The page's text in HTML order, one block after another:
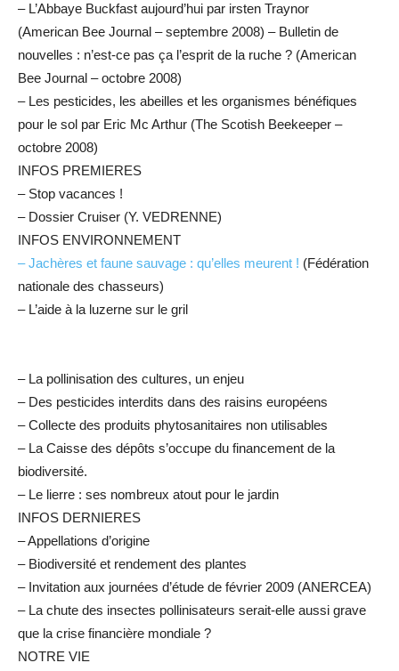
– L’Abbaye Buckfast aujourd’hui par irsten Traynor
(American Bee Journal – septembre 2008) – Bulletin de
nouvelles : n’est-ce pas ça l’esprit de la ruche ? (American
Bee Journal – octobre 2008)
– Les pesticides, les abeilles et les organismes bénéfiques
pour le sol par Eric Mc Arthur (The Scotish Beekeeper –
octobre 2008)
INFOS PREMIERES
– Stop vacances !
– Dossier Cruiser (Y. VEDRENNE)
INFOS ENVIRONNEMENT
– Jachères et faune sauvage : qu’elles meurent ! (Fédération
nationale des chasseurs)
– L’aide à la luzerne sur le gril
– La pollinisation des cultures, un enjeu
– Des pesticides interdits dans des raisins européens
– Collecte des produits phytosanitaires non utilisables
– La Caisse des dépôts s’occupe du financement de la
biodiversité.
– Le lierre : ses nombreux atout pour le jardin
INFOS DERNIERES
– Appellations d’origine
– Biodiversité et rendement des plantes
– Invitation aux journées d’étude de février 2009 (ANERCEA)
– La chute des insectes pollinisateurs serait-elle aussi grave
que la crise financière mondiale ?
NOTRE VIE